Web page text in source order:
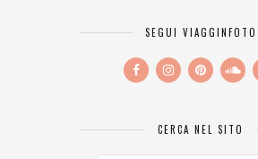
SEGUI VIAGGINFOTO
CERCA NEL SITO